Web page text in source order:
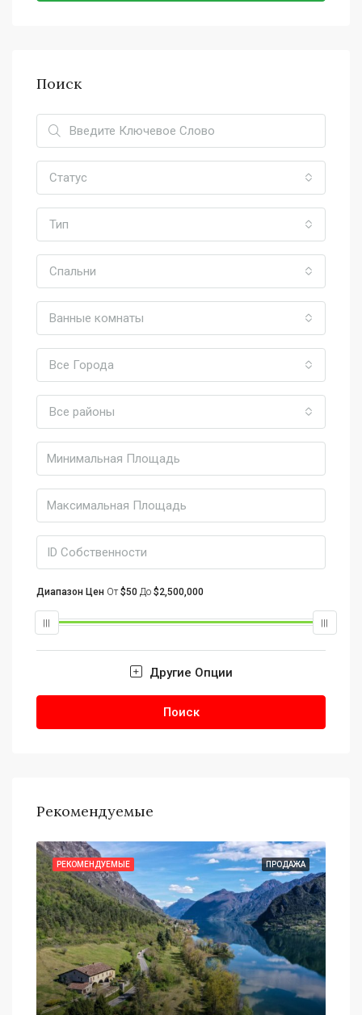
Поиск
Статус
Тип
Спальни
Ванные комнаты
Все Города
Все районы
Диапазон Цен От$50 До $2,500,000
Другие Опции
Поиск
Рекомендуемые
ПРОДАЖА
РЕКОМЕНДУЕМЫЕ